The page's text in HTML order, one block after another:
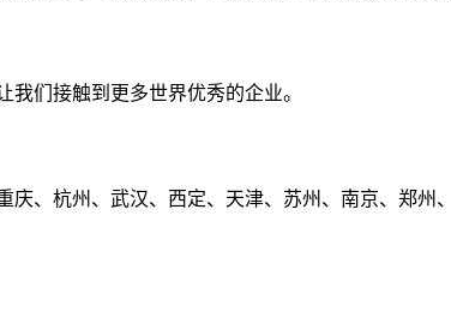
们接触到更多世界优秀的企业。
庆、杭州、武汉、西定、天津、苏州、南京、郑